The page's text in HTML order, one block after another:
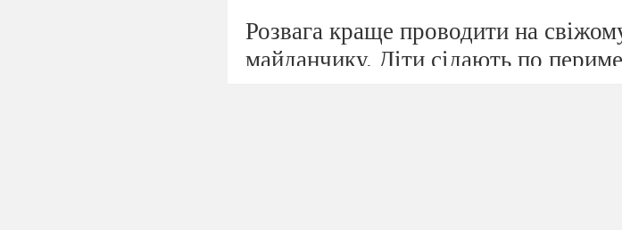
Розвага краще проводити на
майданчику. Діти сідають по